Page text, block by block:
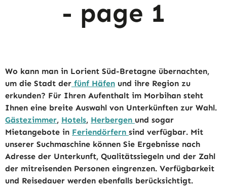
- page 1
Wo kann man in Lorient Süd-Bretagne übernachten,
um die Stadt der fünf Häfen und ihre Region zu
erkunden? Für Ihren Aufenthalt im Morbihan steht
Ihnen eine breite Auswahl von Unterkünften zur Wahl.
Gästezimmer, Hotels, Herbergen und sogar
Mietangebote in Feriendörfern sind verfügbar. Mit
unserer Suchmaschine können Sie Ergebnisse nach
Adresse der Unterkunft, Qualitätssiegeln und der Zahl
der mitreisenden Personen eingrenzen. Verfügbarkeit
und Reisedauer werden ebenfalls berücksichtigt.